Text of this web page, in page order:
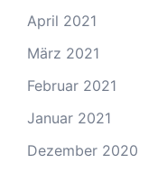
April 2021
März 2021
Februar 2021
Januar 2021
Dezember 2020